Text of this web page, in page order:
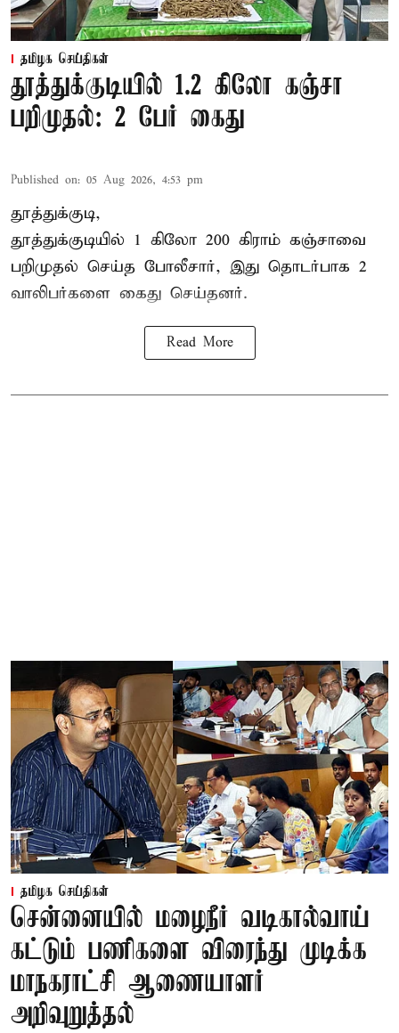
தமிழக செய்திகள்
தூத்துக்குடியில் 1.2 கிலோ கஞ்சா
பறிமுதல்: 2 பேர் கைது
Published on: 05 Aug 2026, 4:53 pm
தூத்துக்குடி,
தூத்துக்குடியில் 1 கிலோ 200 கிராம் கஞ்சாவை
பறிமுதல் செய்த போலீசார், இது தொடர்பாக 2
வாலிபர்களை கைது செய்தனர்.
Read More
தமிழக செய்திகள்
சென்னையில் மழைநீர் வடிகால்வாய்
கட்டும் பணிகளை விரைந்து முடிக்க
மாநகராட்சி ஆணையாளர்
அறிவுறுத்தல்